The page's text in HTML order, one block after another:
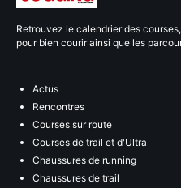
Retrouvez le calendrier des
pour bien courir ainsi que les
Actus
Rencontres
Courses sur route
Courses de trail et d'Ultra
Chaussures de running
Chaussures de trail